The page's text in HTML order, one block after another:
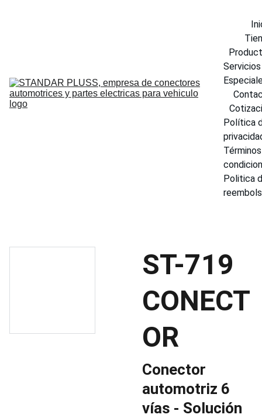
Servicios
Política
Politica
ST-719
CONECT
OR
Conector
automotriz 6
vías - Solución